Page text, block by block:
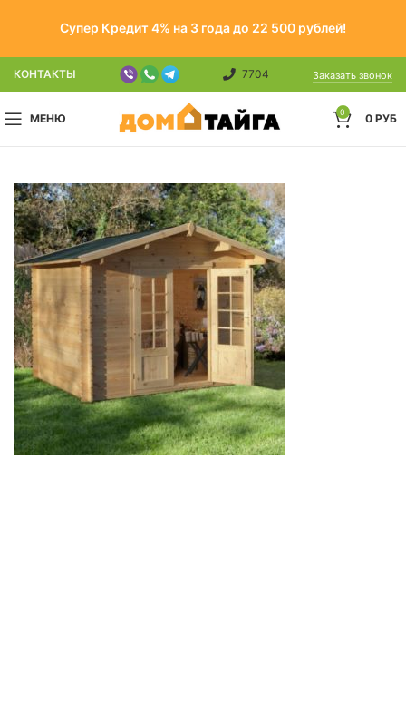
Супер Кредит 4% на 3 года до 22 500 рублей!
КОНТАКТЫ 7704 Заказать звонок
МЕНЮ 0 0 РУБ